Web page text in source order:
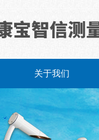
关于我们